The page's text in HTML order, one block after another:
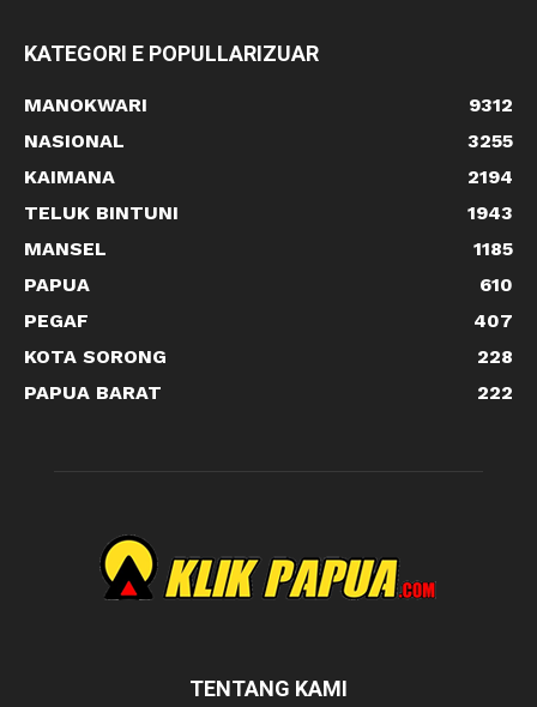
KATEGORI E POPULLARIZUAR
MANOKWARI
9312
NASIONAL
3255
KAIMANA
2194
TELUK BINTUNI
1943
MANSEL
1185
PAPUA
610
PEGAF
407
KOTA SORONG
228
PAPUA BARAT
222
TENTANG KAMI